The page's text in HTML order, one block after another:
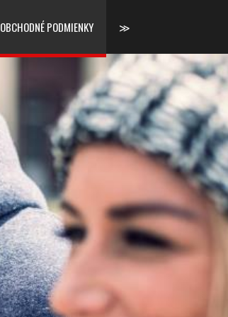
OBCHODNÉ PODMIENKY ≫